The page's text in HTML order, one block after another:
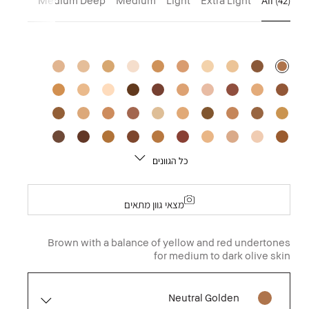
כל הגוונים
מצאי גוון מתאים
Brown with a balance of yellow and red undertones
for medium to dark olive skin
Neutral Golden